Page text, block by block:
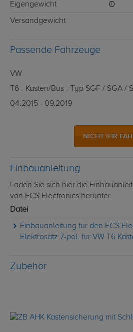
Eigengewicht
Versandgewicht
Passende Fahrzeuge
VW
T6 - Kasten/Bus - Typ SGF / SGA /
04.2015 - 09.2019
NICHT IHR
Einbauanleitung
Laden Sie sich hier die
von ECS Electronics herunter.
Datei
Einbauanleitung für den ECS
Elektrosatz 7-pol. für VW T6
Zubehör